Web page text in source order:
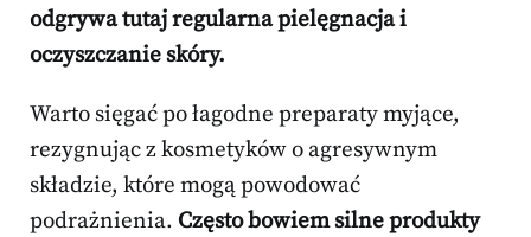
odgrywa tutaj regularna pielęgnacja i
oczyszczanie skóry.
Warto sięgać po łagodne preparaty myjące,
rezygnując z kosmetyków o agresywnym
składzie, które mogą powodować
podrażnienia. Często bowiem silne produkty